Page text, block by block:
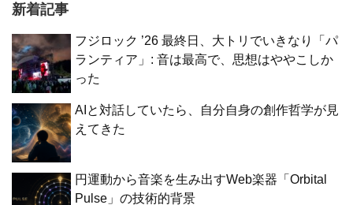
新着記事
フジロック ’26 最終日、大トリでいきなり「パ
ランティア」: 音は最高で、思想はややこしか
った
AIと対話していたら、自分自身の創作哲学が見
えてきた
円運動から音楽を生み出すWeb楽器「Orbital
Pulse」の技術的背景